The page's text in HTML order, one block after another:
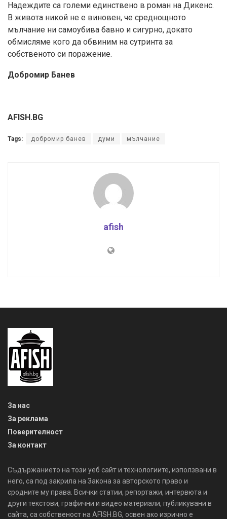
Надеждите са големи единствено в роман на Дикенс.
В живота никой не е виновен, че среднощното
мълчание ни самоубива бавно и сигурно, докато
обмисляме кого да обвиним на сутринта за
собственото си поражение.
Добромир Банев
AFISH.BG
Tags: добромир банев думи мълчание
afish
За нас
За реклама
Поверителност
За контакт
Съдържанието на този уеб сайт и технологиите, използвани в
него, са под закрила на Закона за авторското право и
сродните му права. Всички статии, репортажи, интервюта и
други текстови, графични и видео материали, публикувани в
сайта, са собственост на AFISH.BG, освен ако изрично е